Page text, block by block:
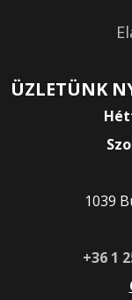
ÜZLETÜNK
1039
+36 1